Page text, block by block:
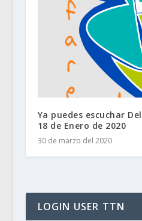
Ya puedes escuchar
18 de Enero de 2020
30 de marzo del 2020
LOGIN USER TTN